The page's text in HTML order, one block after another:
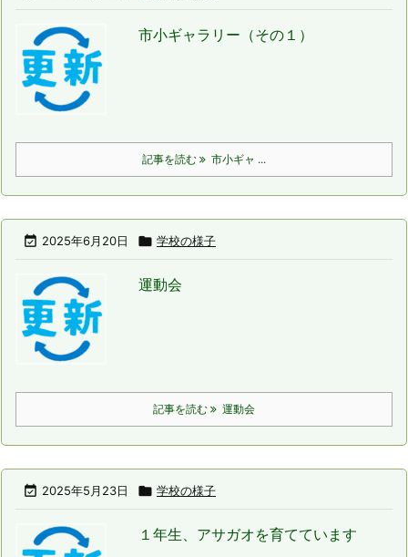
市小ギャラリー（その１）
記事を読む 市小ギャ ...
 2025年6月20日  学校の様子
運動会
記事を読む 運動会
 2025年5月23日  学校の様子
１年生、アサガオを育てています